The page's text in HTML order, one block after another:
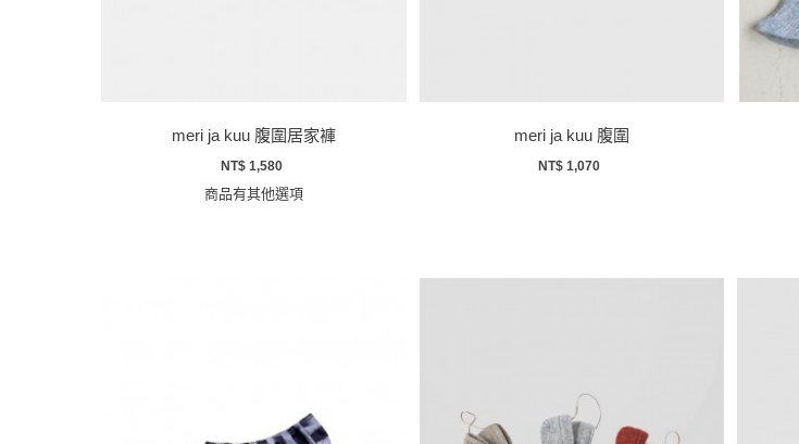
meri ja kuu 腹圍居家褲
NT$ 1,580
商品有其他選項
meri ja kuu 腹圍
NT$ 1,070